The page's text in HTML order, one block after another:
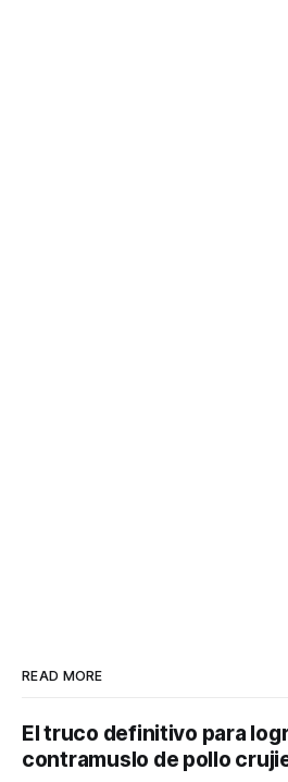
READ MORE
El truco definitivo para
contramuslo de pollo